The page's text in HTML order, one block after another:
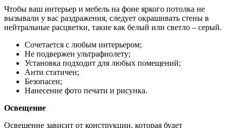
Чтобы ваш интерьер и мебель на фоне яркого потолка не
вызывали у вас раздражения, следует окрашивать стены в
нейтральные расцветки, такие как белый или светло – серый.
Сочетается с любым интерьером;
Не подвержен ультрафиолету;
Установка подходит для любых помещений;
Анти статичен;
Безопасен;
Нанесение фото печати и рисунка.
Освещение
Освещение зависит от конструкции, которая будет